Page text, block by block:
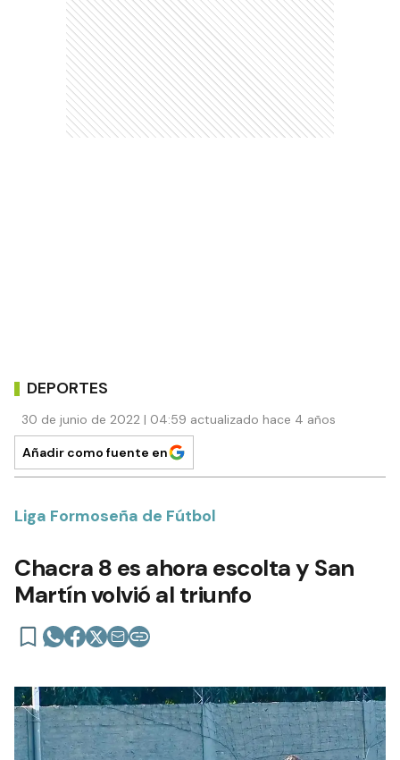
DEPORTES
30 de junio de 2022 | 04:59 actualizado hace 4 años
Añadir como fuente en
Liga Formoseña de Fútbol
Chacra 8 es ahora escolta y San
Martín volvió al triunfo